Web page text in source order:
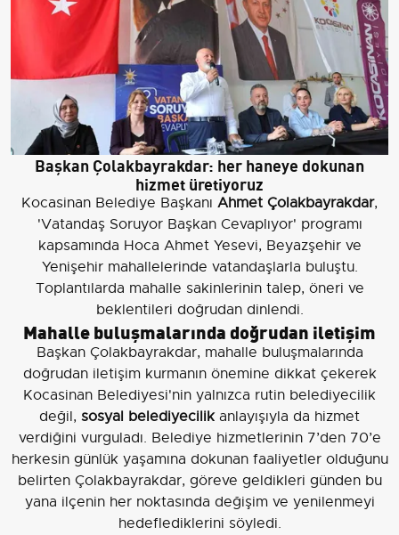
Başkan Çolakbayrakdar: her haneye dokunan
hizmet üretiyoruz
Kocasinan Belediye Başkanı Ahmet Çolakbayrakdar,
'Vatandaş Soruyor Başkan Cevaplıyor' programı
kapsamında Hoca Ahmet Yesevi, Beyazşehir ve
Yenişehir mahallelerinde vatandaşlarla buluştu.
Toplantılarda mahalle sakinlerinin talep, öneri ve
beklentileri doğrudan dinlendi.
Mahalle buluşmalarında doğrudan iletişim
Başkan Çolakbayrakdar, mahalle buluşmalarında
doğrudan iletişim kurmanın önemine dikkat çekerek
Kocasinan Belediyesi'nin yalnızca rutin belediyecilik
değil, sosyal belediyecilikanlayışıyla da hizmet
verdiğini vurguladı. Belediye hizmetlerinin 7’den 70’e
herkesin günlük yaşamına dokunan faaliyetler olduğunu
belirten Çolakbayrakdar, göreve geldikleri günden bu
yana ilçenin her noktasında değişim ve yenilenmeyi
hedeflediklerini söyledi.